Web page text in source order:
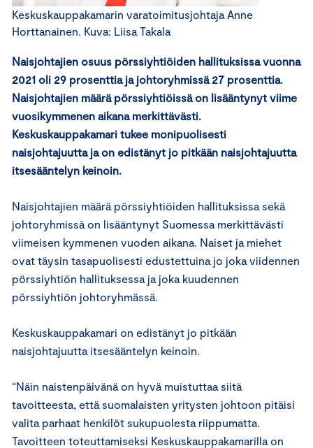
Keskuskauppakamarin varatoimitusjohtaja Anne
Horttanainen. Kuva: Liisa Takala
Naisjohtajien osuus pörssiyhtiöiden hallituksissa vuonna
2021 oli 29 prosenttia ja johtoryhmissä 27 prosenttia.
Naisjohtajien määrä pörssiyhtiöissä on lisääntynyt viime
vuosikymmenen aikana merkittävästi.
Keskuskauppakamari tukee monipuolisesti
naisjohtajuutta ja on edistänyt jo pitkään naisjohtajuutta
itsesääntelyn keinoin.
Naisjohtajien määrä pörssiyhtiöiden hallituksissa sekä
johtoryhmissä on lisääntynyt Suomessa merkittävästi
viimeisen kymmenen vuoden aikana. Naiset ja miehet
ovat täysin tasapuolisesti edustettuina jo joka viidennen
pörssiyhtiön hallituksessa ja joka kuudennen
pörssiyhtiön johtoryhmässä.
Keskuskauppakamari on edistänyt jo pitkään
naisjohtajuutta itsesääntelyn keinoin.
“Näin naistenpäivänä on hyvä muistuttaa siitä
tavoitteesta, että suomalaisten yritysten johtoon pitäisi
valita parhaat henkilöt sukupuolesta riippumatta.
Tavoitteen toteuttamiseksi Keskuskauppakamarilla on